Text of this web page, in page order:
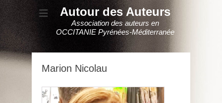
Autour des Auteurs
Association des auteurs en
OCCITANIE Pyrénées-Méditerranée
Marion Nicolau